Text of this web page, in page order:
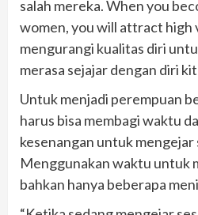
salah mereka. When you
women, you will attract high
mengurangi kualitas diri
merasa sejajar dengan diri
Untuk menjadi perempuan
harus bisa membagi waktu
kesenangan untuk mengejar
Menggunakan waktu untuk
bahkan hanya beberapa